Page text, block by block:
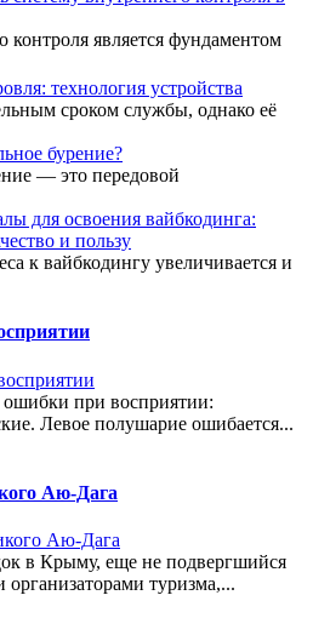
контроля является фундаментом
технология устройства
сроком службы, однако её
бурение?
— это передовой
для освоения вайбкодинга:
и пользу
к вайбкодингу увеличивается и
при восприятии:
Левое полушарие ошибается...
Аю-Дага
в Крыму, еще не подвергшийся
туризма,...